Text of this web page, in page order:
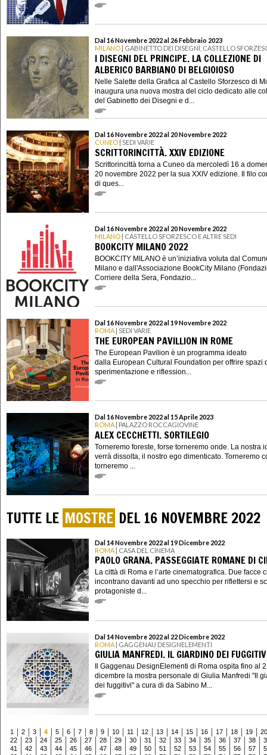
Dal 16 Novembre 2022 al 26 Febbraio 2023
MILANO | GABINETTO DEI DISEGNI, CASTELLO
I DISEGNI DEL PRINCIPE. LA COLLEZIONE DI
ALBERICO BARBIANO DI BELGIOIOSO
Nelle Salette della Grafica al Castello Sforzesco di
inaugura una nuova mostra del ciclo dedicato alle
del Gabinetto dei Disegni e d...
Dal 16 Novembre 2022 al 20 Novembre 2022
CUNEO | SEDI VARIE
SCRITTORINCITTÀ. XXIV EDIZIONE
Scrittorincittà torna a Cuneo da mercoledì 16 a
20 novembre 2022 per la sua XXIV edizione. Il filo
di ques...
Dal 16 Novembre 2022 al 20 Novembre 2022
MILANO | CASTELLO SFORZESCO E ALTRE SEDI
BOOKCITY MILANO 2022
BOOKCITY MILANO è un’iniziativa voluta dal
Milano e dall'Associazione BookCity Milano
Corriere della Sera, Fondazio...
Dal 16 Novembre 2022 al 19 Novembre 2022
ROMA | SEDI VARIE
THE EUROPEAN PAVILLION IN ROME
The European Pavilion è un programma ideato
dalla European Cultural Foundation per offrire spazi
sperimentazione e riflession...
Dal 16 Novembre 2022 al 15 Aprile 2023
ROMA | PALAZZO ROCCAGIOVINE
ALEX CECCHETTI. SORTILEGIO
Torneremo foreste, forse torneremo onde. La nostra
verrà dissolta, il nostro ego dimenticato. Torneremo
torneremo ...
TUTTE LE MOSTRE DEL 16 NOVEMBRE 2022
Dal 14 Novembre 2022 al 19 Dicembre 2022
ROMA | CASA DEL CINEMA
PAOLO GRANA. PASSEGGIATE ROMANE DI
La città di Roma e l’arte cinematografica. Due facce
incontrano davanti ad uno specchio per riflettersi e
protagoniste d...
Dal 14 Novembre 2022 al 22 Dicembre 2022
ROMA | GAGGENAU DESIGNELEMENTI
GIULIA MANFREDI. IL GIARDINO DEI
Il Gaggenau DesignElementi di Roma ospita fino al
dicembre la mostra personale di Giulia Manfredi "Il
dei fuggitivi" a cura di da Sabino M...
1 2 3 4 5 6 7 8 9 10 11 12 13 14 15 16 17 18 19
20
22
23 24 25 26 27 28 29 30 31 32 33 34 35 36 37 38
41
42 43 44 45 46 47 48 49 50 51 52 53 54 55 56 57